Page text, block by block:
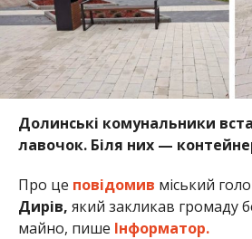
Долинські комунальники
лавочок. Біля них —
Про це повідомив міський
Дирів, який закликав громаду
майно, пише Інформатор.